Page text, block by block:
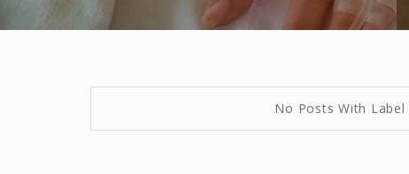
No Posts With Label